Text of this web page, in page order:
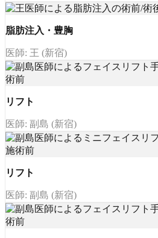
脂肪注入・豊胸
医師: 王 (新宿)
リフト
医師: 副島 (新宿)
リフト
医師: 副島 (新宿)